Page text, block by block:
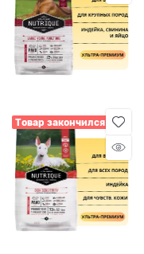
Товар закончился